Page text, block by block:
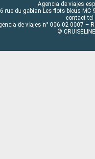
Agencia de viajes
rue du gabian Les flots bleus MC
contact tel
de viajes n° 006 02 0007 –
©